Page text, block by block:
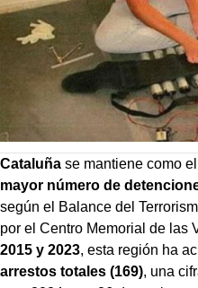
Cataluña se mantiene como
mayor número de
según el Balance del
por el Centro Memorial de las
2015 y 2023, esta región ha
arrestos totales (169), una